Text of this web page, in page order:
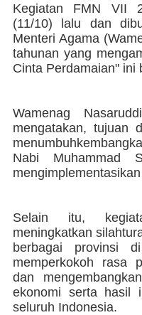
Kegiatan FMN VII
(11/10) lalu dan
Menteri Agama
tahunan yang
Cinta Perdamaian" ini
Wamenag
mengatakan, tujuan
Nabi Muhammad
Selain itu,
meningkatkan
berbagai provinsi
memperkokoh rasa
dan
ekonomi serta hasil
seluruh Indonesia.